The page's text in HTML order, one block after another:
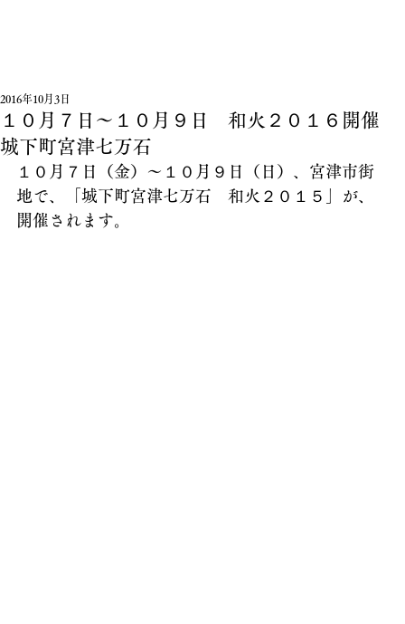
１０月７日～１０月９日 和火２０１６開催
城下町宮津七万石
2016年10月3日
１０月７日（金）～１０月９日（日）、宮津市街
地で、「城下町宮津七万石　和火２０１５」が、
開催されます。